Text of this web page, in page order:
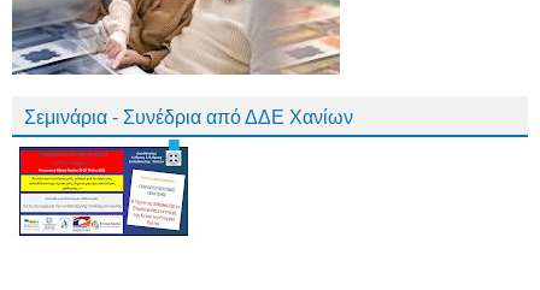
Σεμινάρια - Συνέδρια από ΔΔΕ Χανίων